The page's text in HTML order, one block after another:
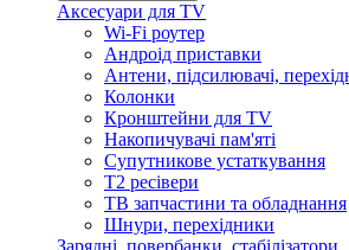
Аксесуари для TV
Wi-Fi роутер
Андроід приставки
Антени, підсилювачі,
Колонки
Кронштейни для TV
Накопичувачі пам'яті
Супутникове устаткування
Т2 ресівери
ТВ запчастини та обладнання
Шнури, перехідники
Зарядні, повербанки, стабілізатори